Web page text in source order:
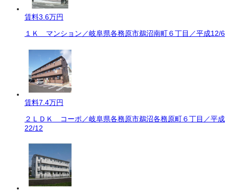
賃料3.6万円
１Ｋ マンション／岐阜県各務原市鵜沼南町６丁目／平成12/6
賃料7.4万円
２ＬＤＫ コーポ／岐阜県各務原市鵜沼各務原町６丁目／平成
22/12